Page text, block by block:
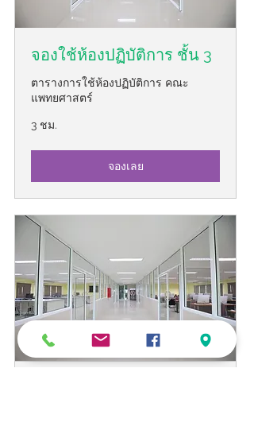
จองใช้ห้องปฏิบัติการ ชั้น 3
ตารางการใช้ห้องปฏิบัติการ คณะ
แพทยศาสตร์
3 ชม.
จองเลย